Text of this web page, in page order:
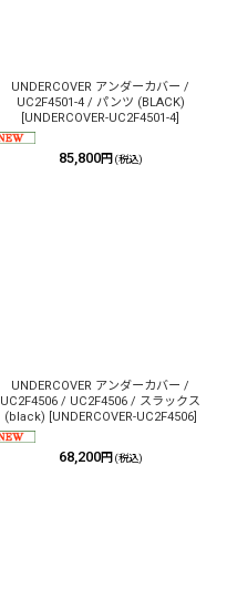
UNDERCOVER アンダーカバー /
UC2F4501-4 / パンツ (BLACK)
UNDERCOVER-UC2F4501-4
85,800円 (税込)
UNDERCOVER アンダーカバー /
UC2F4506 / UC2F4506 / スラックス
(black)
UNDERCOVER-UC2F4506]
68,200円 (税込)